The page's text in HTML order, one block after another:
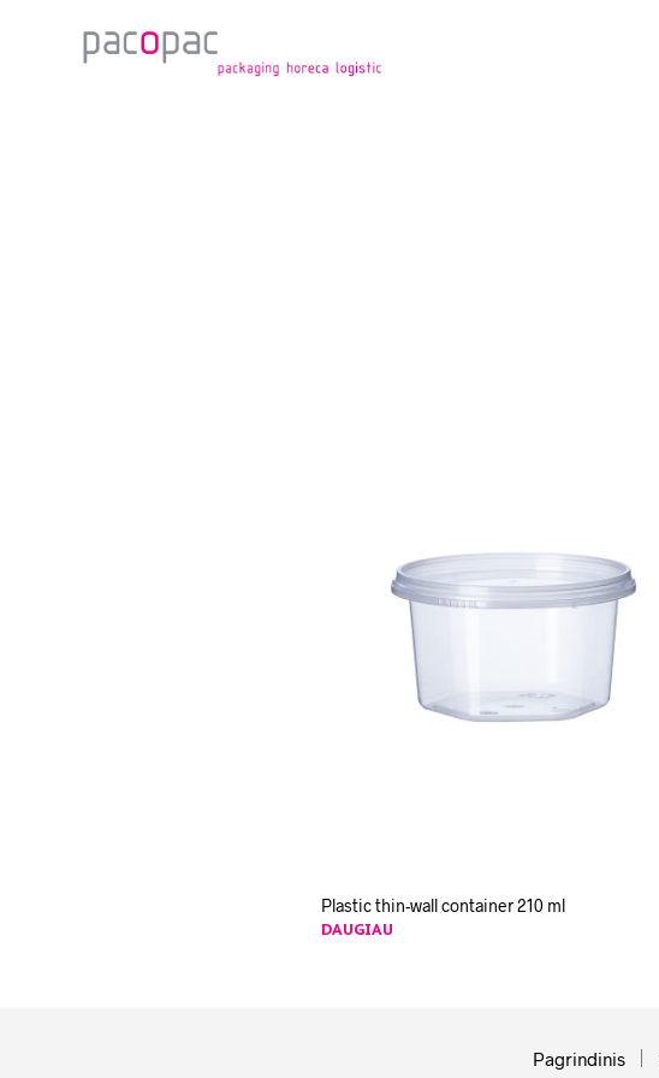
Plastic thin-wall container 210 ml
DAUGIAU
Pagrindinis